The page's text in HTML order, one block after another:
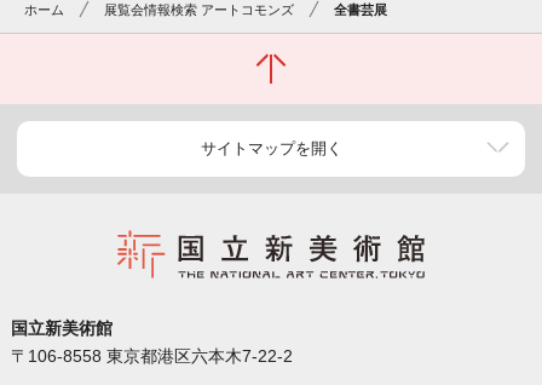
ホーム 展覧会情報検索 アートコモンズ 全書芸展
サイトマップを開く
国立新美術館
〒106-8558 東京都港区六本木7-22-2